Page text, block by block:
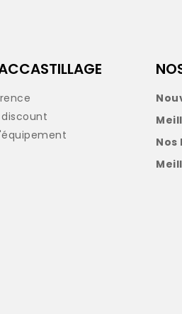
Nos